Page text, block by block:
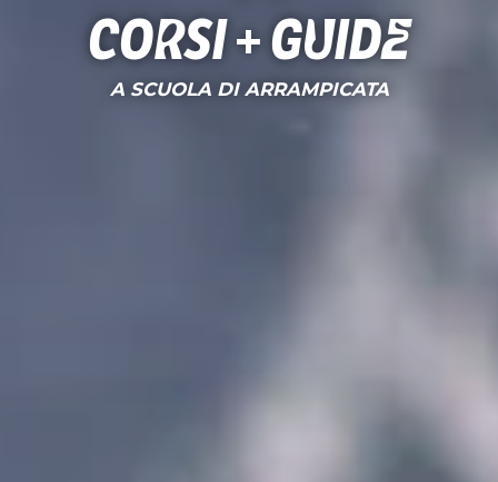
Corsi + Guide
A SCUOLA DI ARRAMPICATA